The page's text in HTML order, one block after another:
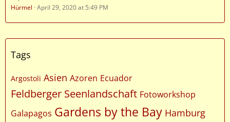
Hürmel April 29, 2020 at 5:49 PM
Tags
Argostoli Asien Azoren Ecuador
Feldberger Seenlandschaft Fotoworkshop
Galapagos Gardens by the Bay Hamburg